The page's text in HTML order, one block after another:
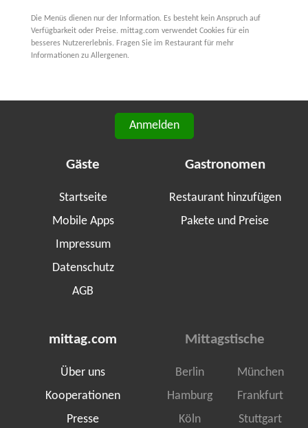
Die Menüs dienen nur der Information. Es besteht kein Anspruch auf
Verfügbarkeit oder Preise. mittag.com verwendet Cookies für ein
besseres Nutzererlebnis. Fragen Sie im Restaurant für mehr
Informationen zu Allergenen.
Anmelden
Gäste
Startseite
Mobile Apps
Impressum
Datenschutz
AGB
Gastronomen
Restaurant hinzufügen
Pakete und Preise
mittag.com
Über uns
Kooperationen
Presse
Mittagstische
Berlin
München
Hamburg
Frankfurt
Köln
Stuttgart